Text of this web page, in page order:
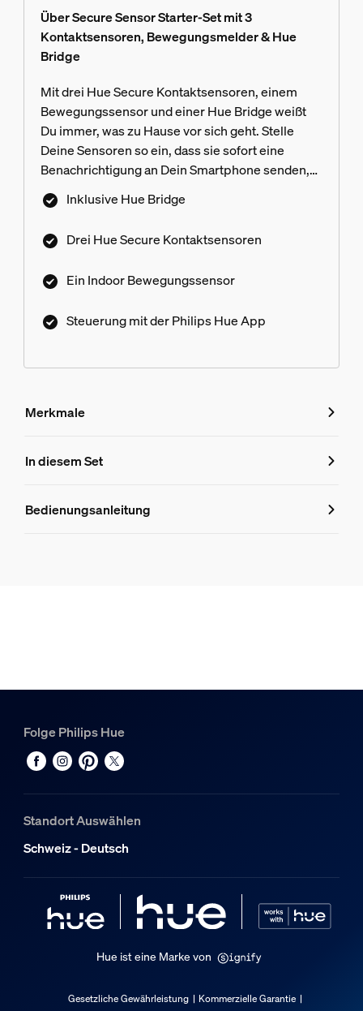
Über Secure Sensor Starter-Set mit 3
Kontaktsensoren, Bewegungsmelder & Hue
Bridge
Mit drei Hue Secure Kontaktsensoren, einem
Bewegungssensor und einer Hue Bridge weißt
Du immer, was zu Hause vor sich geht. Stelle
Deine Sensoren so ein, dass sie sofort eine
Benachrichtigung an Dein Smartphone senden,
wenn eine Bewegung erkannt wird - und ergreife
Maßnahmen über das Security Center in der
Inklusive Hue Bridge
Drei Hue Secure Kontaktsensoren
Ein Indoor Bewegungssensor
Steuerung mit der Philips Hue App
Merkmale
Merkmale
8719514871359
Hue Hue Motion Sensor
Hue Bridge smarte Schaltzentrale weiß
In diesem Set
Bedienungsanleitung
Folge Philips Hue
Standort Auswählen
Schweiz - Deutsch
Hue ist eine Marke von
Gesetzliche Gewährleistung
Kommerzielle Garantie